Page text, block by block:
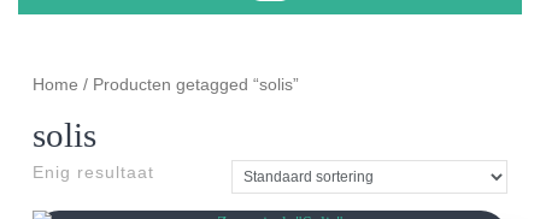
Home / Producten getagged “solis”
solis
Enig resultaat